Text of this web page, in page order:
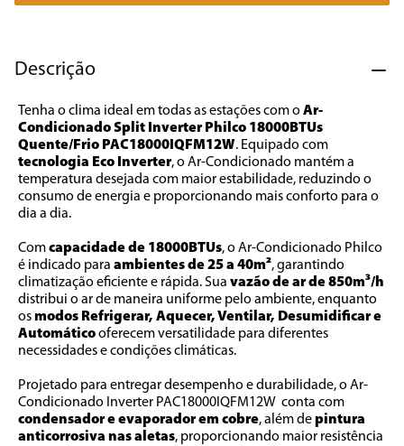
Descrição
Tenha o clima ideal em todas as estações com o Ar-
Condicionado Split Inverter Philco 18000BTUs
Quente/Frio PAC18000IQFM12W
tecnologia Eco Inverter, o Ar-Condicionado mantém a
temperatura desejada com maior estabilidade, reduzindo o
consumo de energia e proporcionando mais conforto para o
dia a dia.
Com capacidade de 18000BTUs, o Ar-Condicionado Philco
é indicado para ambientes de 25 a 40m², garantindo
climatização eficiente e rápida. Sua vazão de ar de 850m³/h
distribui o ar de maneira uniforme pelo ambiente, enquanto
os modos Refrigerar, Aquecer, Ventilar, Desumidificar e
Automático oferecem versatilidade para diferentes
necessidades e condições climáticas.
Projetado para entregar desempenho e durabilidade, o Ar-
condensador e evaporador em cobre, além de pintura
anticorrosiva nas aletas, proporcionando maior resistência
7º cafeteira
9º forno
10º ventilador